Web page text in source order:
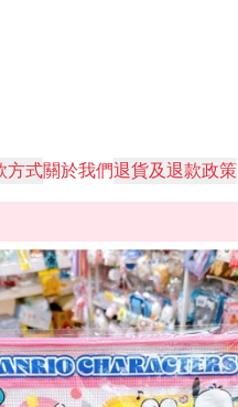
方式關於我們退貨及退款政策